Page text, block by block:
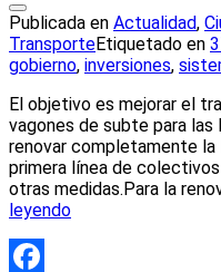
Publicada en Actualidad,
TransporteEtiquetado en
gobierno, inversiones,
El objetivo es mejorar el
vagones de subte para las
renovar completamente la
primera línea de
otras medidas.Para la
leyendo